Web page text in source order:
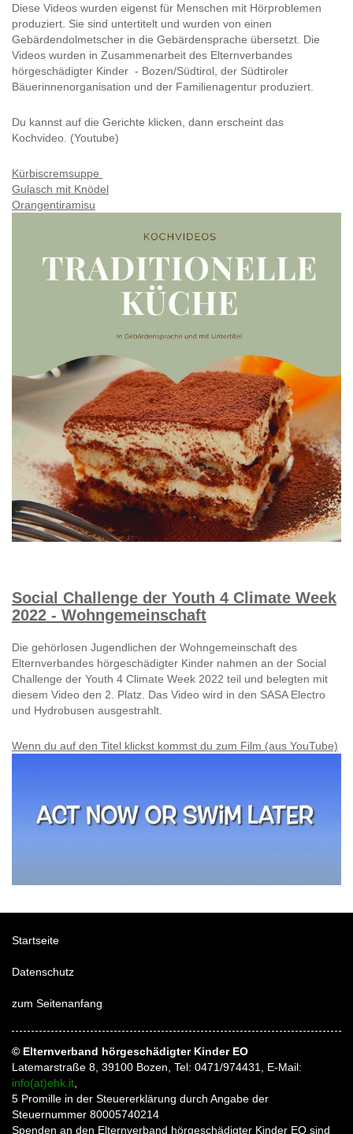
Diese Videos wurden eigenst für Menschen mit Hörproblemen
produziert. Sie sind untertitelt und wurden von einen
Gebärdendolmetscher in die Gebärdensprache übersetzt. Die
Videos wurden in Zusammenarbeit des Elternverbandes
hörgeschädigter Kinder - Bozen/Südtirol, der Südtiroler
Bäuerinnenorganisation und der Familienagentur produziert.
Du kannst auf die Gerichte klicken, dann erscheint das
Kochvideo. (Youtube)
Kürbiscremsuppe
Gulasch mit Knödel
Orangentiramisu
Social Challenge der Youth 4 Climate Week
2022 - Wohngemeinschaft
Die gehörlosen Jugendlichen der Wohngemeinschaft des
Elternverbandes hörgeschädigter Kinder nahmen an der Social
Challenge der Youth 4 Climate Week 2022 teil und belegten mit
diesem Video den 2. Platz. Das Video wird in den SASA Electro
und Hydrobusen ausgestrahlt.
Wenn du auf den Titel klickst kommst du zum Film (aus YouTube)
Startseite
Datenschutz
zum Seitenanfang
© Elternverband hörgeschädigter Kinder EO
Latemarstraße 8, 39100 Bozen, Tel: 0471/974431, E-Mail:
info(at)ehk.it
5 Promille in der Steuererklärung durch Angabe der
Steuernummer 80005740214
Spenden an den Elternverband hörgeschädigter Kinder EO sind